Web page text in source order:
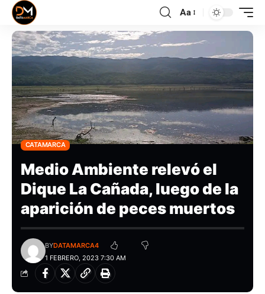
Aa
CATAMARCA
Medio Ambiente relevó el
Dique La Cañada, luego de la
aparición de peces muertos
1 FEBRERO, 2023 7:30 AM
BYDATAMARCA4